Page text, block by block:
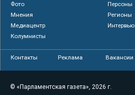
Фото
Персоны
Мнения
Регионы
Медиацентр
Интервью
Колумнисты
Контакты Реклама Вакансии
© «Парламентская газета», 2026 г.